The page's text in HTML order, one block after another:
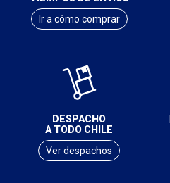
Ir a cómo comprar
DESPACHO
A TODO CHILE
Ver despachos